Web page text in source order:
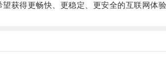
得更畅快、更稳定、更安全的互联网体验